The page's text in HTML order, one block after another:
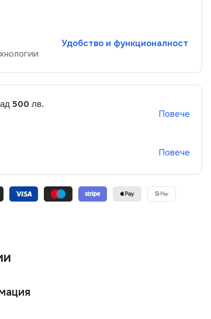
Удобство и функционалност
500 лв.
Повече
Повече